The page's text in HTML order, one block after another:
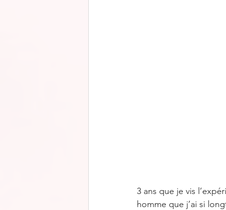
3 ans que je vis
homme que j’ai si